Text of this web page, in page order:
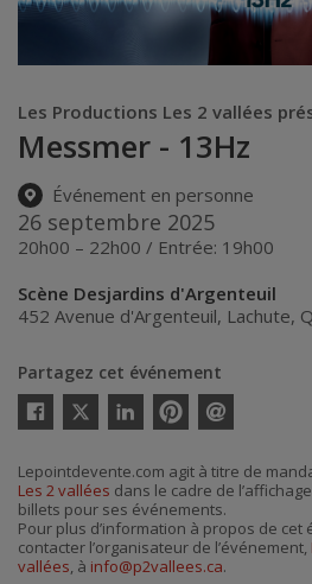
Les Productions Les 2 vallées
Messmer - 13Hz
Événement en personne
26 septembre 2025
20h00 – 22h00 / Entrée: 19h00
Scène Desjardins d'Argenteuil
452 Avenue d'Argenteuil, Lachute,
Partagez cet événement
Twitter
courriel
Lepointdevente.com agit à titre de
Les 2 vallées dans le cadre de
billets pour ses événements.
Pour plus d’information à propos de cet
contacter l’organisateur de l’événement,
vallées, à info@p2vallees.ca.